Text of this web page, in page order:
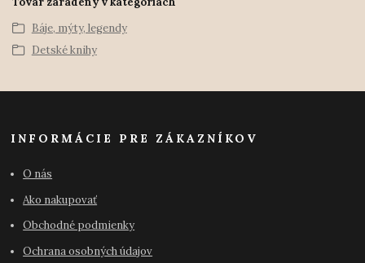
Báje, mýty, legendy
Detské knihy
INFORMÁCIE PRE ZÁKAZNÍKOV
O nás
Ako nakupovať
Obchodné podmienky
Ochrana osobných údajov